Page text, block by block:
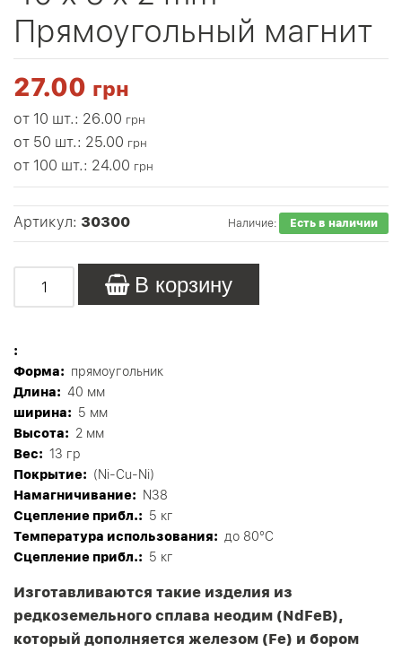
Прямоугольный магнит
27.00 грн
от 10 шт.: 26.00 грн
от 50 шт.: 25.00 грн
от 100 шт.: 24.00 грн
Артикул: 30300 Наличие: Есть в наличии
В корзину
:
Форма: прямоугольник
Длина: 40 мм
ширина: 5 мм
Высота: 2 мм
Вес: 13 гр
Покрытие: (Ni-Cu-Ni)
Намагничивание:
N38
Сцепление прибл.: 5 кг
Tемпература использования: до 80°C
Сцепление прибл.: 5 кг
Изготавливаются такие изделия из
редкоземельного сплава неодим (NdFeB),
который дополняется железом (Fe) и бором